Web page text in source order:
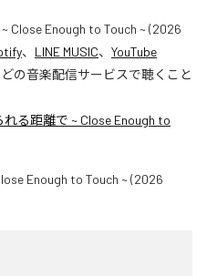
Close Enough to Touch ~ (2026
、 LINE MUSIC、 YouTube
の音楽配信サービスで聴くこと
る距離で ~ Close Enough to